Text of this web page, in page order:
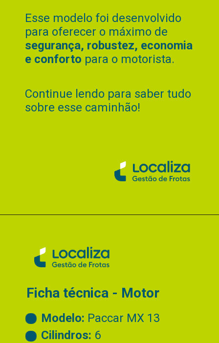
Esse modelo foi desenvolvido
para oferecer o máximo de
segurança, robustez, economia
e conforto para o motorista.
Continue lendo para saber tudo
sobre esse caminhão!
Ficha técnica - Motor
Modelo: Paccar MX 13
Cilindros: 6